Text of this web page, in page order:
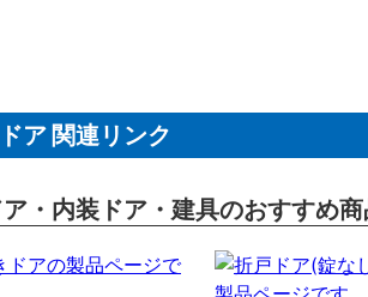
ア 関連リンク
・内装ドア・建具のおすすめ